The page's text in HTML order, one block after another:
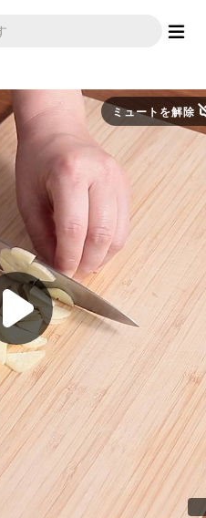
ミュートを解除